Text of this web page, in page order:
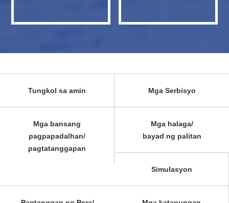
Tungkol sa amin Mga Serbisyo
Mga bansang
pagpapadalhan/
pagtatanggapan
Mga halaga/
bayad ng palitan
Simulasyon